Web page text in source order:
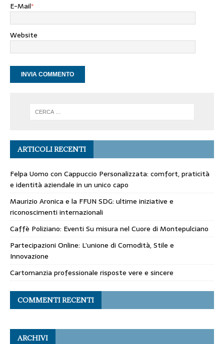
E-Mail*
Website
ARTICOLI RECENTI
Felpa Uomo con Cappuccio Personalizzata: comfort, praticità
e identità aziendale in un unico capo
Maurizio Aronica e la FFUN SDG: ultime iniziative e
riconoscimenti internazionali
Caffè Poliziano: Eventi Su misura nel Cuore di Montepulciano
Partecipazioni Online: L’unione di Comodità, Stile e
Innovazione
Cartomanzia professionale risposte vere e sincere
COMMENTI RECENTI
ARCHIVI